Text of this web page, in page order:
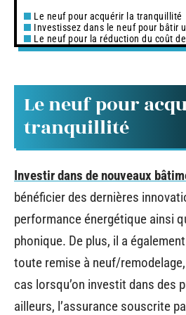
Le neuf pour acquérir la tranquillité
Investissez dans le neuf pour bâtir
Le neuf pour la réduction du coût
Le neuf pour
tranquillité
Investir dans de nouveaux
bénéficier des dernières
performance énergétique ainsi
phonique. De plus, il a
toute remise à neuf/remodelage,
cas lorsqu’on investit dans des
ailleurs, l’assurance souscrite